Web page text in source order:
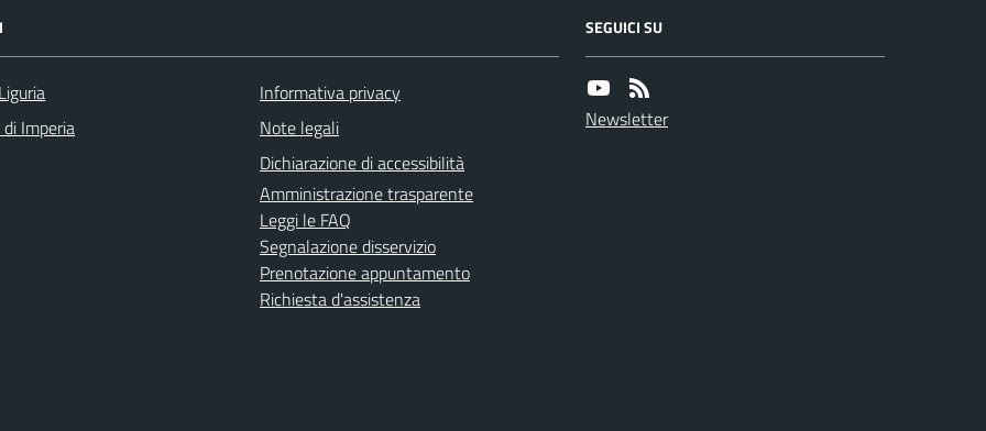
Imperia
Informativa privacy
Note legali
Dichiarazione di accessibilità
Amministrazione trasparente
Leggi le FAQ
Segnalazione disservizio
Prenotazione appuntamento
Richiesta d'assistenza
SEGUICI SU
Newsletter